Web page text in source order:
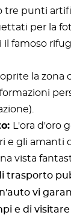
tre punti
per la
il famoso
la zona
L'ora d'oro
e gli amanti
vista
trasporto
vi
e di visitare